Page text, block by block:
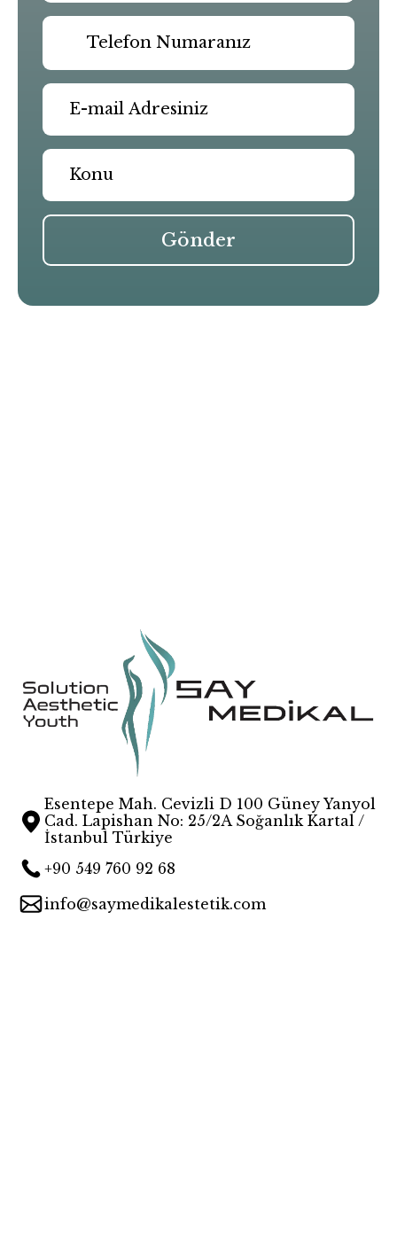
Gönder
Esentepe Mah. Cevizli D 100 Güney Yanyol
Cad. Lapishan No: 25/2A Soğanlık Kartal /
İstanbul Türkiye
+90 549 760 92 68
info@saymedikalestetik.com